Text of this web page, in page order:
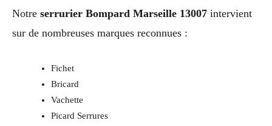
Notre serrurier Bompard Marseille 13007 intervient
sur de nombreuses marques reconnues :
Fichet
Bricard
Vachette
Picard Serrures